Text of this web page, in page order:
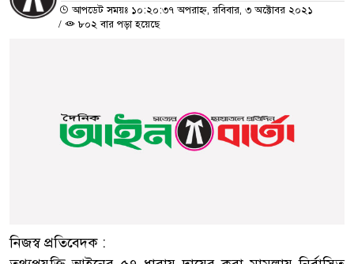
আপডেট সময়ঃ ১০:২০:৩৭ অপরাহ্ন, রবিবার, ৩ অক্টোবর ২০২১
/
৮০২ বার পড়া হয়েছে
নিজস্ব প্রতিবেদক :